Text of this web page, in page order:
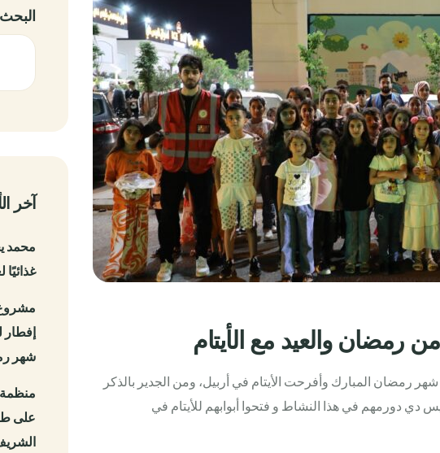
رمضان المبارك وأفرحت الأيتام في أربيل، ومن الجدير بالذكر
دورمهم في هذا النشاط و فتحوا أبوابهم للأيتام في
البحث
آخر
شهر
منظمة
على